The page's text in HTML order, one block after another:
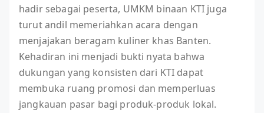
hadir sebagai peserta, UMKM binaan KTI juga
turut andil memeriahkan acara dengan
menjajakan beragam kuliner khas Banten.
Kehadiran ini menjadi bukti nyata bahwa
dukungan yang konsisten dari KTI dapat
membuka ruang promosi dan memperluas
jangkauan pasar bagi produk-produk lokal.